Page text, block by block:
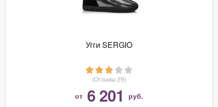
Угги SERGIO
(Отзывы 29)
от 6 201 руб.